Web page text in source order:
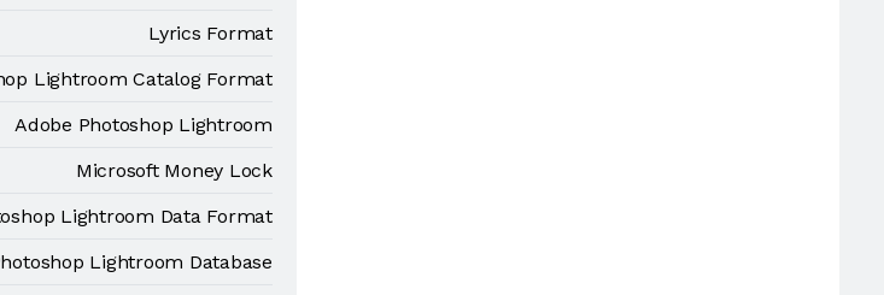
Lyrics Format
Lightroom Catalog Format
Adobe Photoshop Lightroom
Microsoft Money Lock
Lightroom Data Format
Lightroom Database